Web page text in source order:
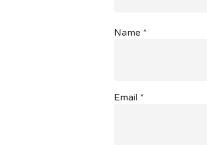
Name *
Email *